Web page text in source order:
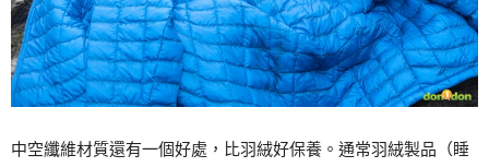
中空纖維材質還有一個好處，比羽絨好保養。通常羽絨製品（睡